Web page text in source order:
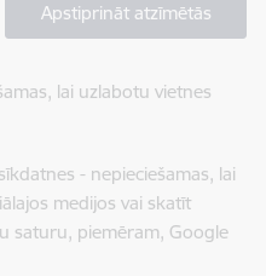
Apstiprināt atzīmētās
lai uzlabotu vietnes
- nepieciešamas, lai
medijos vai skatīt
saturu, piemēram, Google